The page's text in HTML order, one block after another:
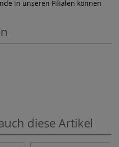
in unseren Filialen können
diese Artikel